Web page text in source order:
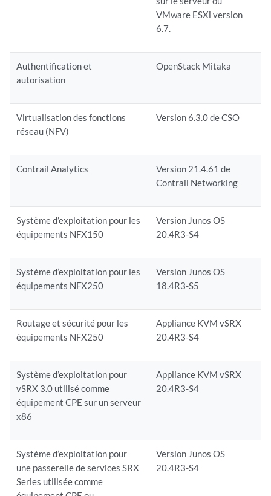
VMware ESXi version
6.7.
Authentification et
autorisation
OpenStack Mitaka
Virtualisation des fonctions
réseau (NFV)
Version 6.3.0 de CSO
Contrail Analytics
Version 21.4.61 de
Contrail Networking
Système d’exploitation pour les
équipements NFX150
Version Junos OS
20.4R3-S4
Système d’exploitation pour les
équipements NFX250
Version Junos OS
18.4R3-S5
Routage et sécurité pour les
équipements NFX250
Appliance KVM vSRX
20.4R3-S4
Système d’exploitation pour
vSRX 3.0 utilisé comme
équipement CPE sur un serveur
x86
Appliance KVM vSRX
20.4R3-S4
Système d’exploitation pour
une passerelle de services SRX
Series utilisée comme
Version Junos OS
20.4R3-S4